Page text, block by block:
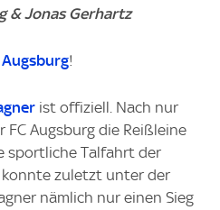
& Jonas Gerhartz
Augsburg!
ist offiziell. Nach nur
Augsburg die Reißleine
sportliche Talfahrt der
konnte zuletzt unter der
nämlich nur einen Sieg